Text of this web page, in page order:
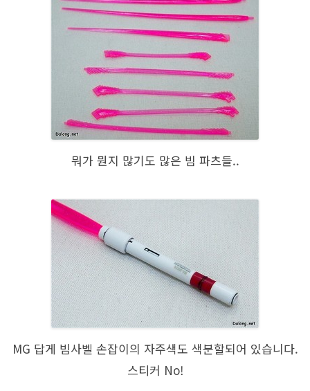
뭐가 뭔지 많기도 많은 빔 파츠들..
MG 답게 빔사벨 손잡이의 자주색도 색분할되어 있습니다.
스티커 No!